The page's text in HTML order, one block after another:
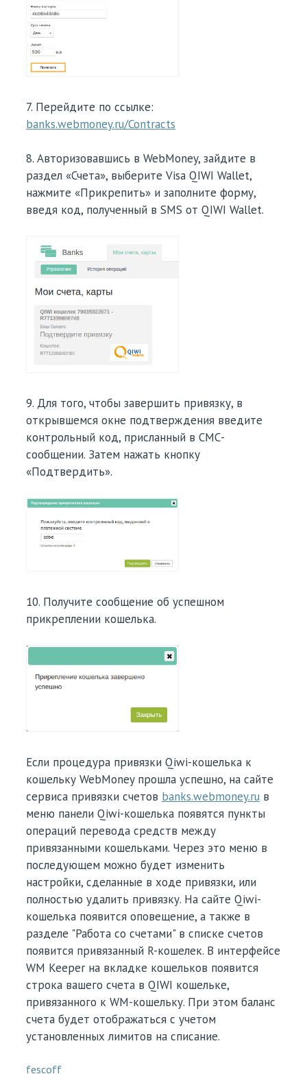
7. Перейдите по ссылке:
banks.webmoney.ru/Contracts
8. Авторизовавшись в WebMoney, зайдите в
раздел «Счета», выберите Visa QIWI Wallet,
нажмите «Прикрепить» и заполните форму,
введя код, полученный в SMS от QIWI Wallet.
9. Для того, чтобы завершить привязку, в
открывшемся окне подтверждения введите
контрольный код, присланный в СМС-
сообщении. Затем нажать кнопку
«Подтвердить».
10. Получите сообщение об успешном
прикреплении кошелька.
Если процедура привязки Qiwi-кошелька к
кошельку WebMoney прошла успешно, на сайте
сервиса привязки счетов banks.webmoney.ru в
меню панели Qiwi-кошелька появятся пункты
операций перевода средств между
привязанными кошельками. Через это меню в
последующем можно будет изменить
настройки, сделанные в ходе привязки, или
полностью удалить привязку. На сайте Qiwi-
кошелька появится оповещение, а также в
разделе "Работа со счетами" в списке счетов
появится привязанный R-кошелек. В интерфейсе
WM Keeper на вкладке кошельков появится
строка вашего счета в QIWI кошельке,
привязанного к WM-кошельку. При этом баланс
счета будет отображаться с учетом
установленных лимитов на списание.
fescoff